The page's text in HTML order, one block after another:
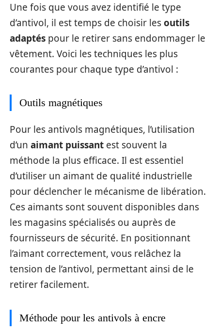
Une fois que vous avez identifié le type
d’antivol, il est temps de choisir lesoutils
adaptés pour le retirer sans endommager le
vêtement. Voici les techniques les plus
courantes pour chaque type d’antivol :
Outils magnétiques
Pour les antivols magnétiques, l’utilisation
d’un aimant puissant est souvent la
méthode la plus efficace. Il est essentiel
d’utiliser un aimant de qualité industrielle
pour déclencher le mécanisme de libération.
Ces aimants sont souvent disponibles dans
les magasins spécialisés ou auprès de
fournisseurs de sécurité. En positionnant
l’aimant correctement, vous relâchez la
tension de l’antivol, permettant ainsi de le
retirer facilement.
Méthode pour les antivols à encre